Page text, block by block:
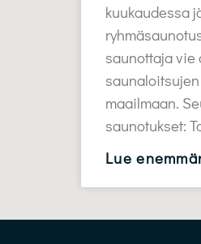
kuukaudessa
saunottaja vie
maailmaan.
saunotukset:
Lue